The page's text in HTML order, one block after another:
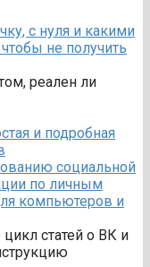
с нуля и какими
не получить
реален ли
социальной
по личным
компьютеров и
статей о ВК и